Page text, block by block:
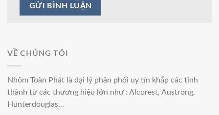
VỀ CHÚNG TÔI
Nhôm Toàn Phát là đại lý phân phối uy tín khắp các tỉnh
thành từ các thương hiệu lớn như : Alcorest, Austrong,
Hunterdouglas…